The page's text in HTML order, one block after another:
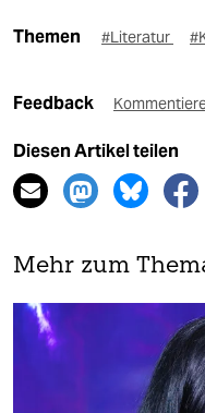
Themen #Literatur
Feedback
Diesen Artikel teilen
Mehr zum